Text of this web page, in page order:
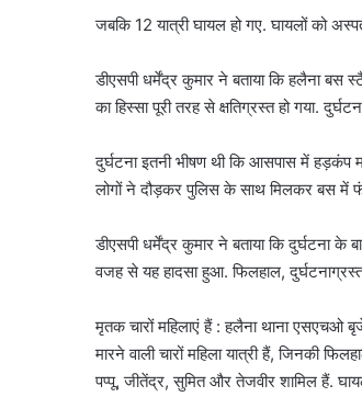
जबकि 12 यात्री घायल हो गए. घायलों को
डीएसपी धर्मेंद्र कुमार ने बताया कि हलैना
का हिस्सा पूरी तरह से क्षतिग्रस्त हो गया.
दुर्घटना इतनी भीषण थी कि आसपास में हड़कंप
लोगों ने दौड़कर पुलिस के साथ मिलकर बस में
डीएसपी धर्मेंद्र कुमार ने बताया कि
वजह से यह हादसा हुआ. फिलहाल,
मृतक चारों महिलाएं हैं : हलैना थाना एसएचओ
मारने वाली चारों महिला यात्री हैं, जिनकी
पप्पू, जीतेंद्र, सुमित और तेजवीर शामिल हैं.